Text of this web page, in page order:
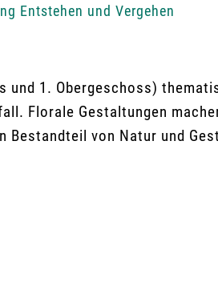
Entstehen und Vergehen
und 1. Obergeschoss)
Florale Gestaltungen
Bestandteil von Natur und